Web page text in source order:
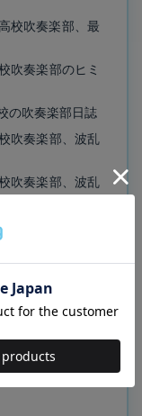
校吹奏楽部、最
吹奏楽部のヒミ
の吹奏楽部日誌
吹奏楽部、波乱
吹奏楽部、波乱
吹奏楽部のホン
吹奏楽部、決意
吹奏楽部、決意